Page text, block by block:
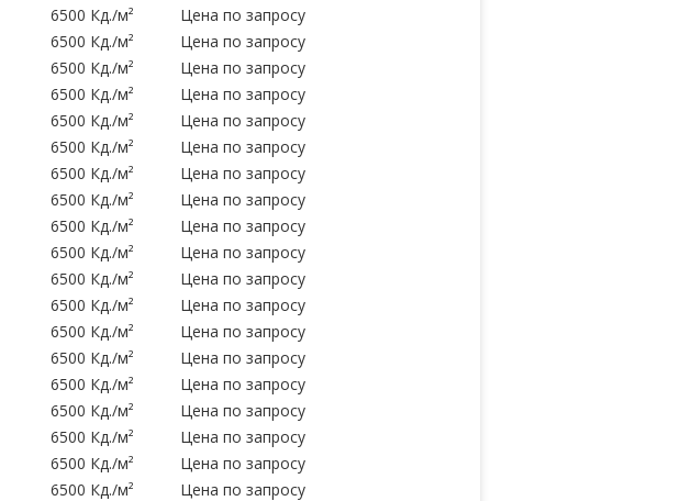
6500 Кд./м²
Цена по запросу
6500 Кд./м²
Цена по запросу
6500 Кд./м²
Цена по запросу
6500 Кд./м²
Цена по запросу
6500 Кд./м²
Цена по запросу
6500 Кд./м²
Цена по запросу
6500 Кд./м²
Цена по запросу
6500 Кд./м²
Цена по запросу
6500 Кд./м²
Цена по запросу
6500 Кд./м²
Цена по запросу
6500 Кд./м²
Цена по запросу
6500 Кд./м²
Цена по запросу
6500 Кд./м²
Цена по запросу
6500 Кд./м²
Цена по запросу
6500 Кд./м²
Цена по запросу
6500 Кд./м²
Цена по запросу
6500 Кд./м²
Цена по запросу
6500 Кд./м²
Цена по запросу
6500 Кд./м² Цена по запросу